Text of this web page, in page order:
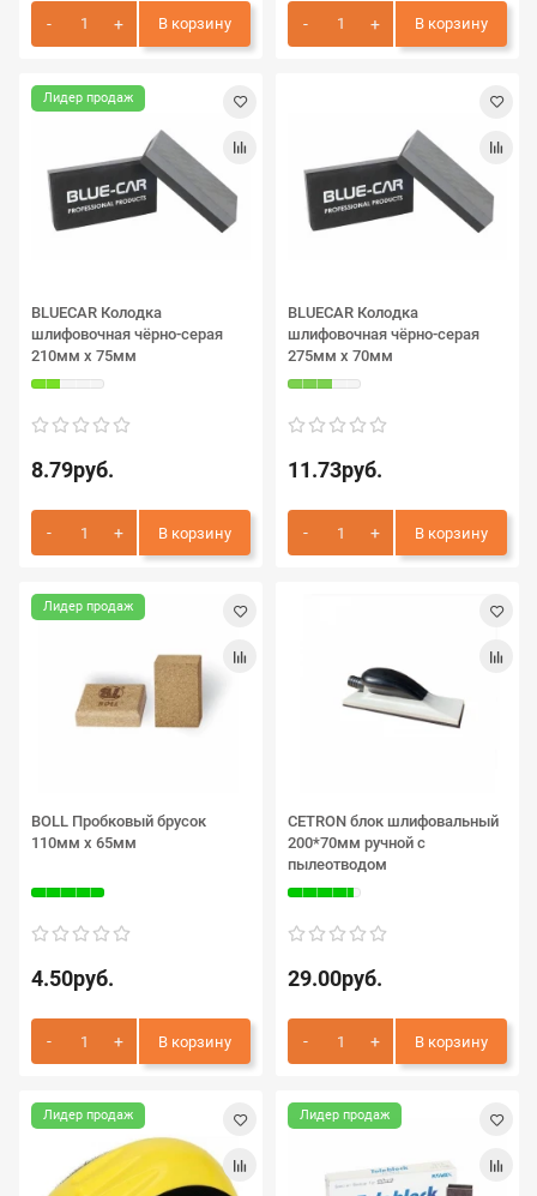
В корзину В корзину
Лидер продаж
BLUECAR Колодка
шлифовочная чёрно-серая
210мм х 75мм
8.79руб.
В корзину
BLUECAR Колодка
шлифовочная чёрно-серая
275мм х 70мм
11.73руб.
В корзину
Лидер продаж
BOLL Пробковый брусок
110мм x 65мм
4.50руб.
В корзину
CETRON блок шлифовальный
200*70мм ручной с
пылеотводом
29.00руб.
В корзину
Лидер продаж Лидер продаж